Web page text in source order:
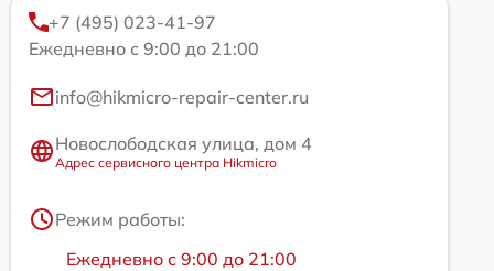
+7 (495) 023-41-97
Ежедневно с 9:00 до 21:00
info@hikmicro-repair-center.ru
Новослободская улица, дом 4
Адрес сервисного центра Hikmicro
Режим работы:
Ежедневно с 9:00 до 21:00